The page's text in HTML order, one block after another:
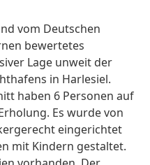
vom Deutschen
bewertetes
Lage unweit der
in Harlesiel.
haben 6 Personen auf
Es wurde von
eingerichtet
mit Kindern gestaltet.